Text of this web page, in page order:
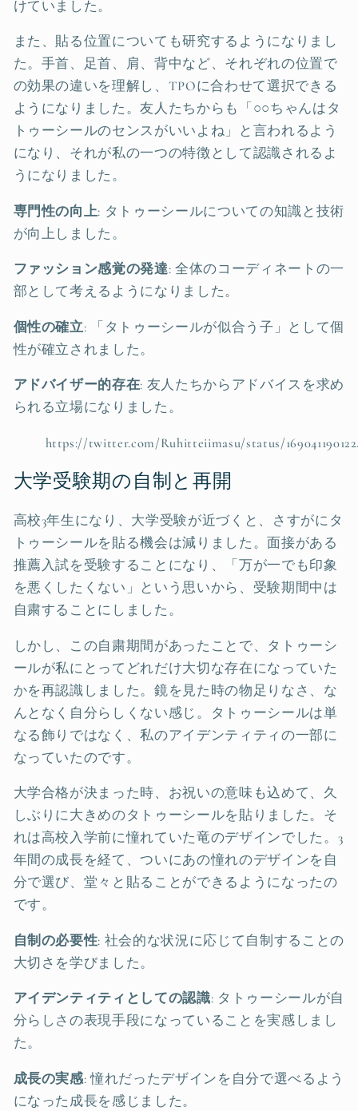
けていました。
また、貼る位置についても研究するようになりまし
た。手首、足首、肩、背中など、それぞれの位置で
の効果の違いを理解し、TPOに合わせて選択できる
ようになりました。友人たちからも「○○ちゃんはタ
トゥーシールのセンスがいいよね」と言われるよう
になり、それが私の一つの特徴として認識されるよ
うになりました。
専門性の向上: タトゥーシールについての知識と技術
が向上しました。
ファッション感覚の発達: 全体のコーディネートの一
部として考えるようになりました。
個性の確立: 「タトゥーシールが似合う子」として個
性が確立されました。
アドバイザー的存在: 友人たちからアドバイスを求め
られる立場になりました。
https://twitter.com/Ruhitteiimasu/status/
大学受験期の自制と再開
高校3年生になり、大学受験が近づくと、さすがにタ
トゥーシールを貼る機会は減りました。面接がある
推薦入試を受験することになり、「万が一でも印象
を悪くしたくない」という思いから、受験期間中は
自粛することにしました。
しかし、この自粛期間があったことで、タトゥーシ
ールが私にとってどれだけ大切な存在になっていた
かを再認識しました。鏡を見た時の物足りなさ、な
んとなく自分らしくない感じ。タトゥーシールは単
なる飾りではなく、私のアイデンティティの一部に
なっていたのです。
大学合格が決まった時、お祝いの意味も込めて、久
しぶりに大きめのタトゥーシールを貼りました。そ
れは高校入学前に憧れていた竜のデザインでした。3
年間の成長を経て、ついにあの憧れのデザインを自
分で選び、堂々と貼ることができるようになったの
です。
自制の必要性: 社会的な状況に応じて自制することの
大切さを学びました。
アイデンティティとしての認識: タトゥーシールが自
分らしさの表現手段になっていることを実感しまし
た。
成長の実感: 憧れだったデザインを自分で選べるよう
になった成長を感じました。